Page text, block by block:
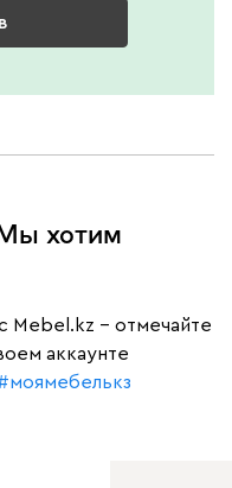
хотим
Mebel.kz – отмечайте
аккаунте